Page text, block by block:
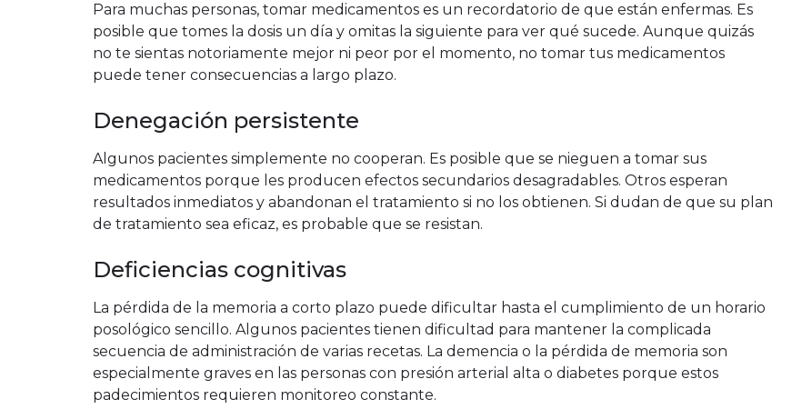
Para muchas personas, tomar medicamentos es un recordatorio de que están enfermas. Es
posible que tomes la dosis un día y omitas la siguiente para ver qué sucede. Aunque quizás
no te sientas notoriamente mejor ni peor por el momento, no tomar tus medicamentos
puede tener consecuencias a largo plazo.
Denegación persistente
Algunos pacientes simplemente no cooperan. Es posible que se nieguen a tomar sus
medicamentos porque les producen efectos secundarios desagradables. Otros esperan
resultados inmediatos y abandonan el tratamiento si no los obtienen. Si dudan de que su plan
de tratamiento sea eficaz, es probable que se resistan.
Deficiencias cognitivas
La pérdida de la memoria a corto plazo puede dificultar hasta el cumplimiento de un horario
posológico sencillo. Algunos pacientes tienen dificultad para mantener la complicada
secuencia de administración de varias recetas. La demencia o la pérdida de memoria son
especialmente graves en las personas con presión arterial alta o diabetes porque estos
padecimientos requieren monitoreo constante.